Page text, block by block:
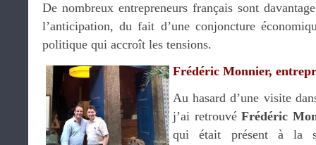
De nombreux entrepreneurs français sont
l’anticipation, du fait d’une conjoncture
politique qui accroît les tensions.
Frédéric Monnier,
Au hasard d’une visite
j’ai retrouvéFrédéric
qui était présent à la